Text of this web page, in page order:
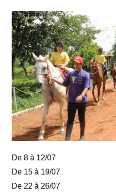
De 8 à 12/07
De 15 à 19/07
De 22 à 26/07